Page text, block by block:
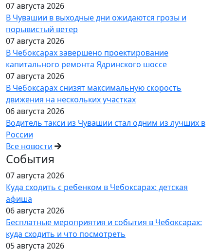
07 августа 2026
В Чувашии в выходные дни ожидаются грозы и
порывистый ветер
07 августа 2026
В Чебоксарах завершено проектирование
капитального ремонта Ядринского шоссе
07 августа 2026
В Чебоксарах снизят максимальную скорость
движения на нескольких участках
06 августа 2026
Водитель такси из Чувашии стал одним из лучших в
России
Все новости
События
07 августа 2026
Куда сходить с ребенком в Чебоксарах: детская
афиша
06 августа 2026
Бесплатные мероприятия и события в Чебоксарах:
куда сходить и что посмотреть
05 августа 2026